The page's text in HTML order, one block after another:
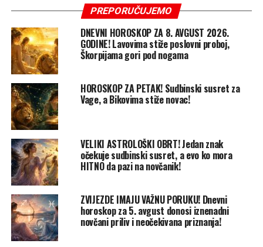
PREPORUČUJEMO
DNEVNI HOROSKOP ZA 8. AVGUST 2026.
GODINE! Lavovima stiže poslovni proboj,
Škorpijama gori pod nogama
HOROSKOP ZA PETAK! Sudbinski susret za
Vage, a Bikovima stiže novac!
VELIKI ASTROLOŠKI OBRT! Jedan znak
očekuje sudbinski susret, a evo ko mora
HITNO da pazi na novčanik!
ZVIJEZDE IMAJU VAŽNU PORUKU! Dnevni
horoskop za 5. avgust donosi iznenadni
novčani priliv i neočekivana priznanja!